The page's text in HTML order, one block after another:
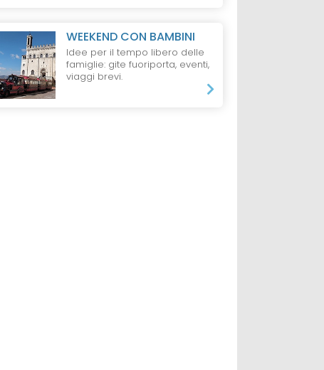
Pensione 3/4
WEEKEND CON BAMBINI
Idee per il tempo libero delle
famiglie: gite fuoriporta, eventi,
viaggi brevi.